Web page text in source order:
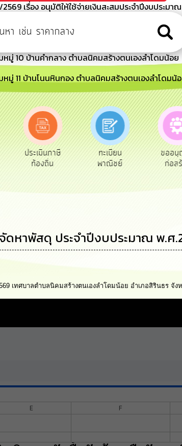
เรื่อง อนุมัติให้ใช้จ่ายเงินสะสมประจำปีงบประมาณ
12 บ้านโนนสูง ตำบลนิคมสร้างตนเองลำโดมน้อย
นและสิ่งปลูกสร้างภายในเวลาที่กำหนด
มู่ 10 บ้านคำกลาง ตำบลนิคมสร้างตนเองลำโดมน้อย
11 บ้านโนนหินกอง ตำบลนิคมสร้างตนเองลำโดมน้
ทะเบียน
พาณิชย์
ขออนุญาต
ก่อสร้าง
คู่
ประ
หาพัสดุ ประจำปีงบประมาณ พ.ศ
เทศบาลตำบลนิคมสร้างตนเองลำโดมน้อย อำเภอสิรินธร จัง